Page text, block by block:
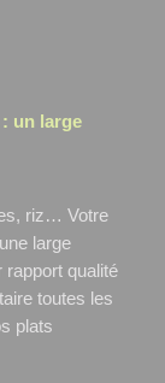
: un large
riz… Votre
large
rapport qualité
toutes les
plats